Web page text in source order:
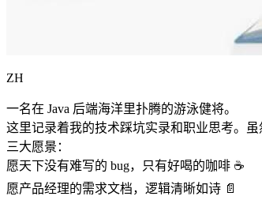
ZH
一名在 Java 后端海洋里扑腾的游泳健将。
这里记录着我的技术踩坑实录和职业思考。
三大愿景：
愿天下没有难写的 bug，只有好喝的咖啡 ☕️
愿产品经理的需求文档，逻辑清晰如诗 📄